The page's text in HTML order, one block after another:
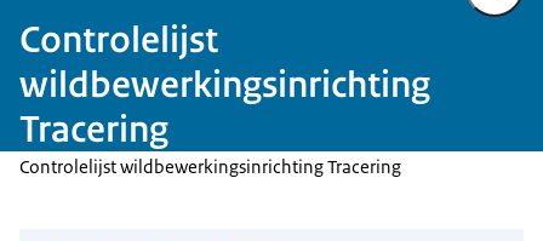
Controlelijst
wildbewerkingsinrichting
Tracering
Controlelijst wildbewerkingsinrichting Tracering